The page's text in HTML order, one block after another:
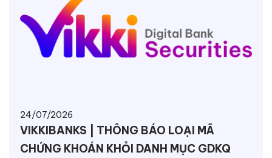
24/07/2026
VIKKIBANKS | THÔNG BÁO LOẠI MÃ
CHỨNG KHOÁN KHỎI DANH MỤC GDKQ